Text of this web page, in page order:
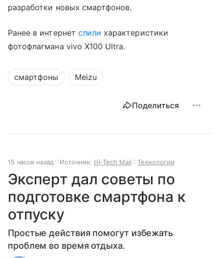
разработки новых смартфонов.
Ранее в интернет слили характеристики
фотофлагмана vivo X100 Ultra.
смартфоны Meizu
Поделиться
15 часов назад Источник: Hi-Tech Mail Технологии
Эксперт дал советы по
подготовке смартфона к
отпуску
Простые действия помогут избежать
проблем во время отдыха.